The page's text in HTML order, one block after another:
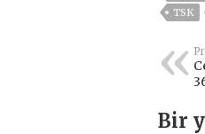
TSK
Bir